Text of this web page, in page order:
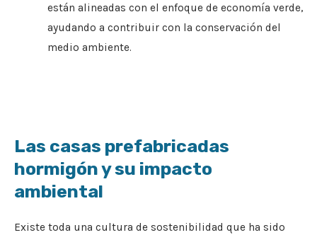
están alineadas con el enfoque de economía verde,
ayudando a contribuir con la conservación del
medio ambiente.
Las casas prefabricadas
hormigón y su impacto
ambiental
Existe toda una cultura de sostenibilidad que ha sido